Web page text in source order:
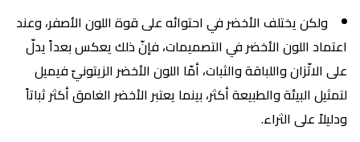
ولكن يختلف الأخضر في احتوائه على قوة اللون الأصفر، وعند
اعتماد اللون الأخضر في التصميمات، فإنّ ذلك يعكس بعداً يدلّ
على الاتّزان واللباقة والثبات، أمّا اللون الأخضر الزيتونيّ فيميل
لتمثيل البيئة والطبيعة أكثر، بينما يعتبر الأخضر الغامق أكثر ثباتاً
ودليلاً على الثراء.